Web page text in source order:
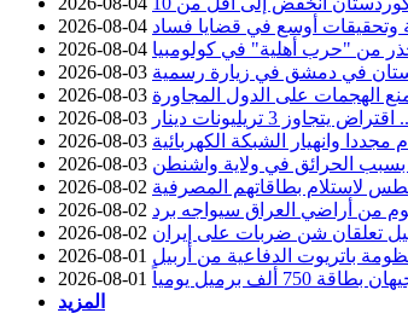
2026-08-04 وتحقيقات أوسع في قضايا فساد
2026-08-04 من "حرب أهلية" في كولومبيا
2026-08-03 في دمشق في زيارة رسمية
2026-08-03 الهجمات على الدول المجاورة
2026-08-03
2026-08-03 وانهيار الشبكة الكهربائية
2026-08-03
2026-08-02 لاستلام بطاقاتهم المصرفية
2026-08-02 من أراضي العراق سيواجه برد
2026-08-02 تعلقان شن ضربات على إيران
2026-08-01 باتريوت الدفاعية من أربيل
2026-08-01
برميل يومياً
المزيد